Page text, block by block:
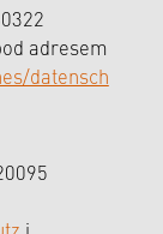
adresem
datensch